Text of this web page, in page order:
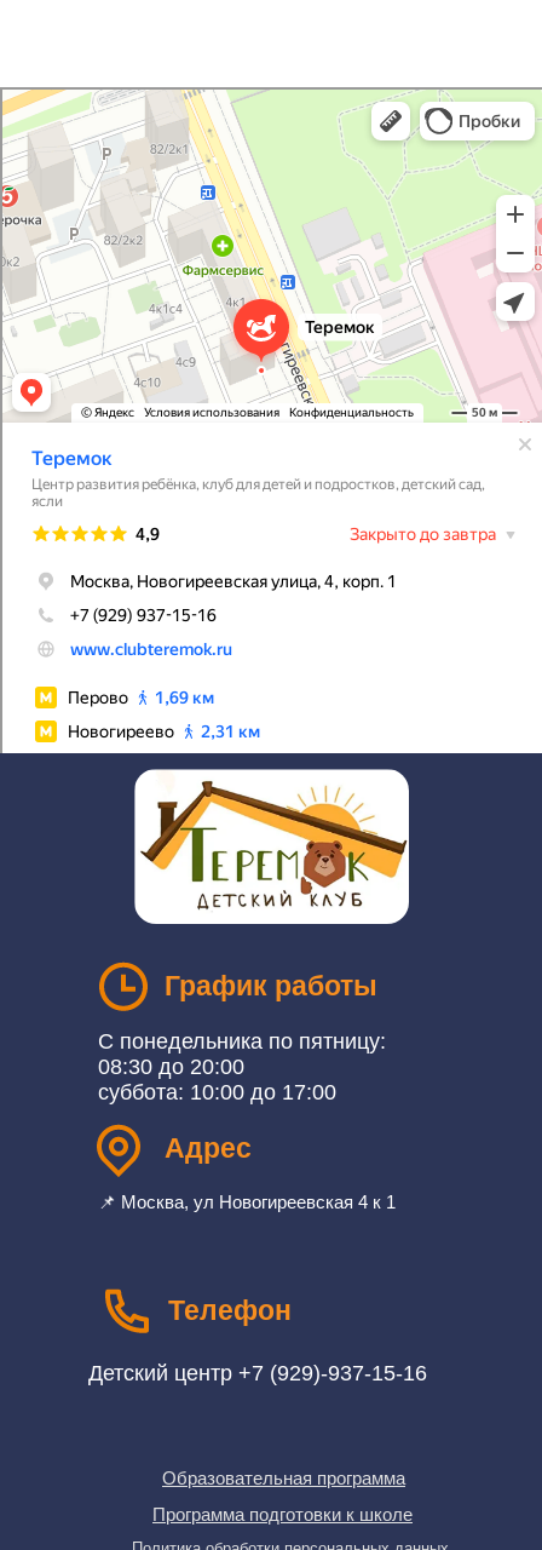
Теремок
Центр развития ребёнка в Москве
Логопеды в Москве
📌 Москва, ул Новогиреевская 4 к 1
Телефон
Адрес
Детский центр +7 (929)-937-15-16
С понедельника по пятницу:
08:30 до 20:00
суббота: 10:00 до 17:00
График работы
Программа подготовки к школе
Образовательная программа